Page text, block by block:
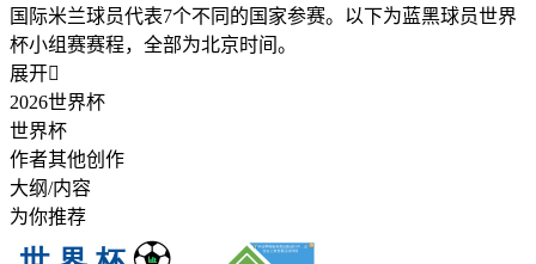
国际米兰球员代表7个不同的国家参赛。以下为蓝黑球员世界
杯小组赛赛程，全部为北京时间。
展开
2026世界杯
世界杯
作者其他创作
大纲/内容
为你推荐